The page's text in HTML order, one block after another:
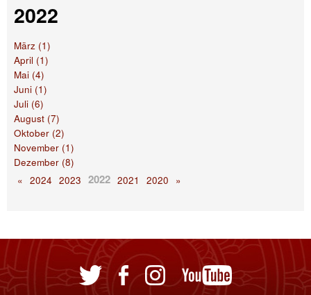
2022
März (1)
April (1)
Mai (4)
Juni (1)
Juli (6)
August (7)
Oktober (2)
November (1)
Dezember (8)
« 2024 2023 2022 2021 2020 »